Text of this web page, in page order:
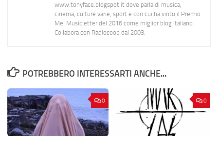
www.tonyface.blogspot.it dove parla di musica,
cinema, culture varie, sport e con cui ha vinto il Premio
Mei Musicletter del 2016 come miglior blog italiano.
Collabora con Radiocoop dal 2003.
POTREBBERO INTERESSARTI ANCHE...
0 0